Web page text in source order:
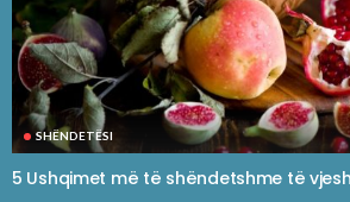
SHËNDETËSI
5 Ushqimet më të shëndetshme të